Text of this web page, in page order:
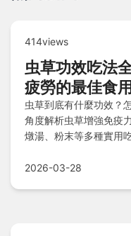
414views
虫草功效吃法
疲勞的最佳食
虫草到底有什麼功效？
角度解析虫草增強免疫
燉湯、粉末等多種實用
2026-03-28